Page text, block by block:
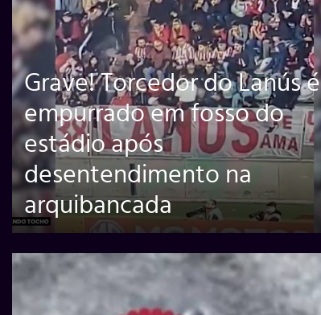
Grave! Torcedor do Lanús é
empurrado em fosso do
estádio após
desentendimento na
arquibancada